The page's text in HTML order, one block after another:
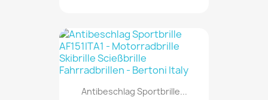
Antibeschlag Sportbrille...